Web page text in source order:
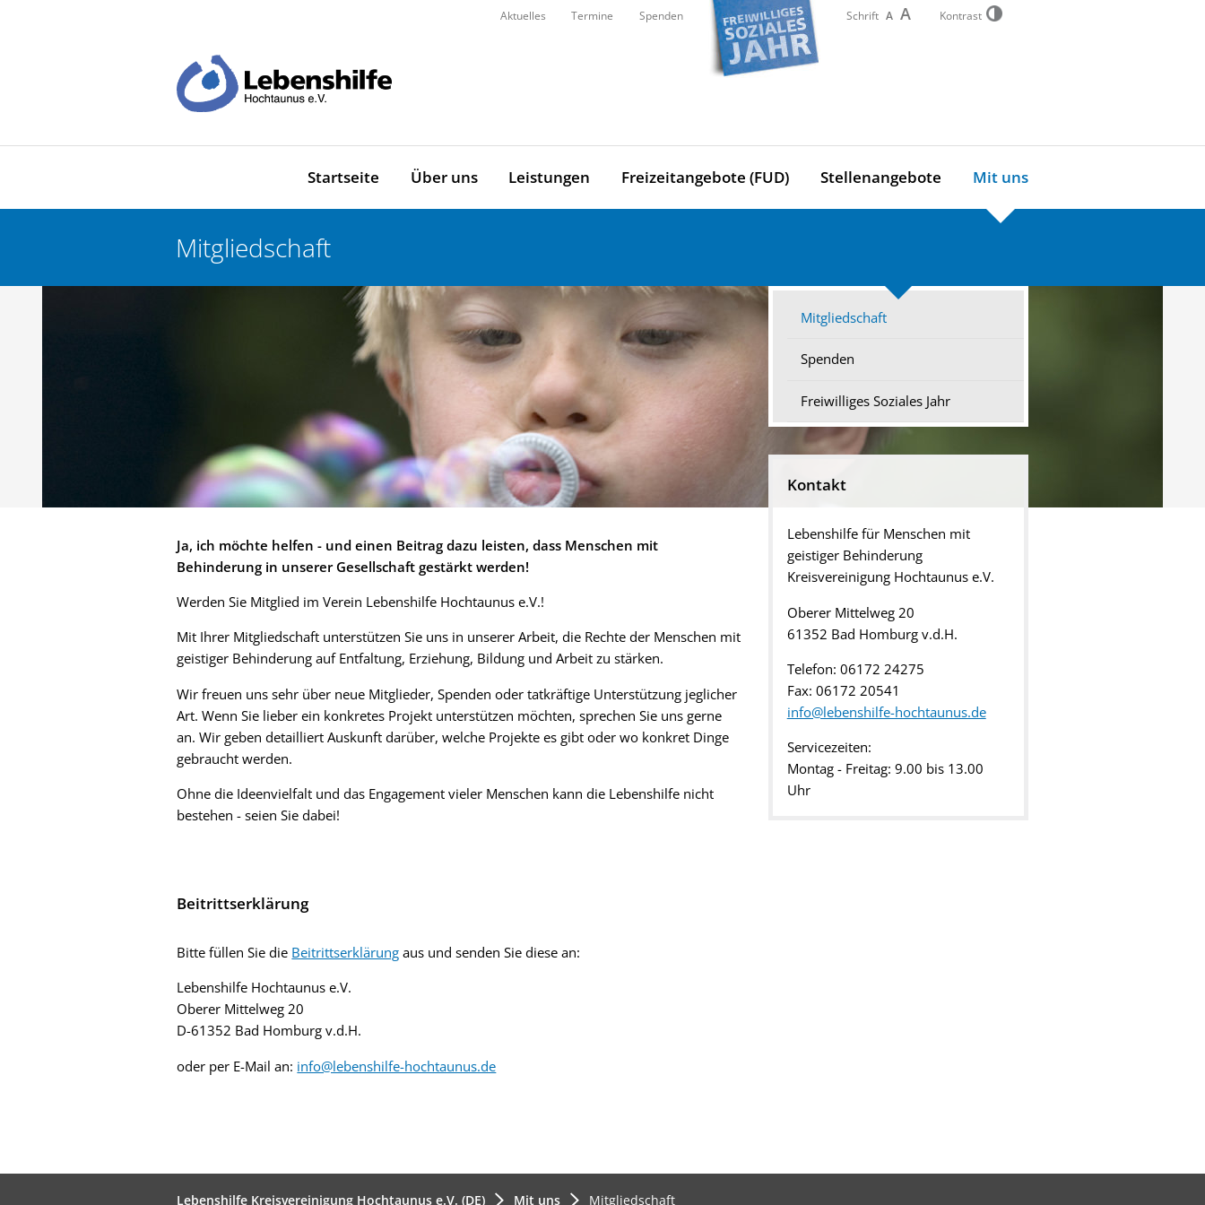
Aktuelles Termine Spenden Schrift A A Kontrast
Startseite Über uns Leistungen Freizeitangebote (FUD) Stellenangebote Mit uns
Mitgliedschaft
Ja, ich möchte helfen - und einen Beitrag dazu leisten, dass Menschen mit
Behinderung in unserer Gesellschaft gestärkt werden!
Werden Sie Mitglied im Verein Lebenshilfe Hochtaunus e.V.!
Mit Ihrer Mitgliedschaft unterstützen Sie uns in unserer Arbeit, die Rechte der Menschen mit
geistiger Behinderung auf Entfaltung, Erziehung, Bildung und Arbeit zu stärken.
Wir freuen uns sehr über neue Mitglieder, Spenden oder tatkräftige Unterstützung jeglicher
Art. Wenn Sie lieber ein konkretes Projekt unterstützen möchten, sprechen Sie uns gerne
an. Wir geben detailliert Auskunft darüber, welche Projekte es gibt oder wo konkret Dinge
gebraucht werden.
Ohne die Ideenvielfalt und das Engagement vieler Menschen kann die Lebenshilfe nicht
bestehen - seien Sie dabei!
Beitrittserklärung
Bitte füllen Sie die Beitrittserklärungaus und senden Sie diese an:
Lebenshilfe Hochtaunus e.V.
Oberer Mittelweg 20
D-61352 Bad Homburg v.d.H.
oder per E-Mail an: info@lebenshilfe-hochtaunus.de
Mitgliedschaft
Spenden
Freiwilliges Soziales Jahr
Kontakt
Lebenshilfe für Menschen mit
geistiger Behinderung
Kreisvereinigung Hochtaunus e.V.
Oberer Mittelweg 20
61352 Bad Homburg v.d.H.
Telefon: 06172 24275
Fax: 06172 20541
info@lebenshilfe-hochtaunus.de
Servicezeiten:
Montag - Freitag: 9.00 bis 13.00
Uhr
Lebenshilfe Kreisvereinigung Hochtaunus e.V. (DE) Mit uns Mitgliedschaft